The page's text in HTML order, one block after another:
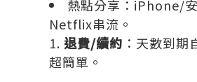
熱點分享：iPhone/
Netflix串流。
退費/續約 ：天數到期
超簡單。